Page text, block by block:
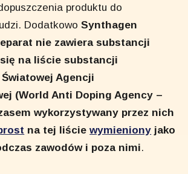
produktu do
DodatkowoSynthagen
nie zawiera substancji
na liście substancji
Agencji
(World Anti Doping Agency –
wykorzystywany przez nich
na tej liściewymieniony jako
zawodów i poza nimi.